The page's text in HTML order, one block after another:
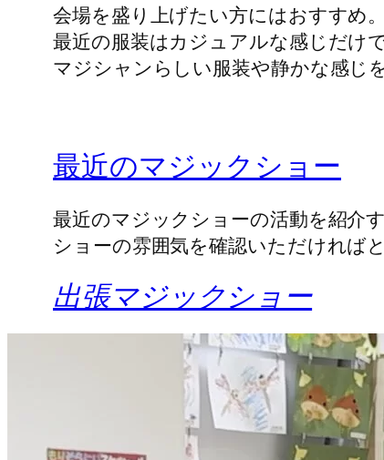
会場を盛り上げたい方にはおすすめ。
最近の服装はカジュアルな感じだけ
マジシャンらしい服装や静かな感じ
最近のマジックショー
最近のマジックショーの活動を紹介す
ショーの雰囲気を確認いただければと
出張マジックショー